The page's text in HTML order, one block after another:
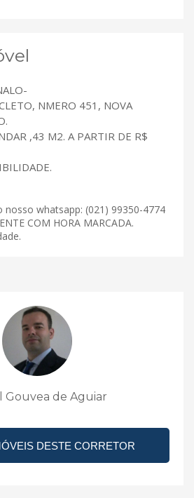
NMERO 451, NOVA
,43 M2. A PARTIR DE R$
nosso whatsapp: (021) 99350-4774
COM HORA MARCADA.
Gouvea de Aguiar
DESTE CORRETOR